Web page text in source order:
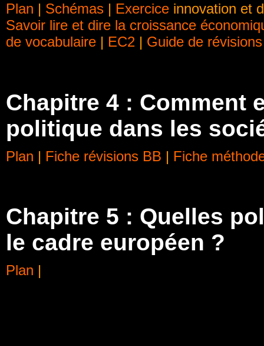
Plan | Schémas | Exercice innovation et
Savoir lire et dire la croissance
de vocabulaire | EC2 | Guide de révisions
Chapitre 4 : Comment
politique dans les
Plan | Fiche révisions BB | Fiche
Chapitre 5 : Quelles
le cadre européen ?
Plan |